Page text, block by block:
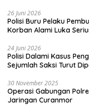
26 Juni 2026
Polisi Buru Pelaku
Korban Alami Luka
24 Juni 2026
Polisi Dalami Kasus
Sejumlah Saksi Turut
30 November 2025
Operasi Gabungan
Jaringan Curanmor